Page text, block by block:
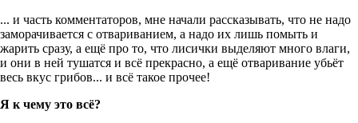
... и часть комментаторов, мне начали рассказывать, что не надо
заморачивается с отвариванием, а надо их лишь помыть и
жарить сразу, а ещё про то, что лисички выделяют много влаги,
и они в ней тушатся и всё прекрасно, а ещё отваривание убьёт
весь вкус грибов... и всё такое прочее!
Я к чему это всё?